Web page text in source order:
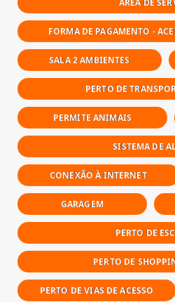
FORMA DE PAGAMENTO -
SALA 2 AMBIENTES
PERTO DE
PERMITE ANIMAIS
SISTEMA DE
CONEXÃO À INTERNET
GARAGEM
PERTO DE
PERTO DE
PERTO DE VIAS DE ACESSO